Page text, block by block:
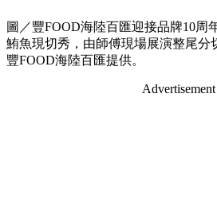
圖／豐FOOD海陸百匯迎接品牌10周
鮪魚現切秀，由師傅現場展演整尾分
豐FOOD海陸百匯提供。
Advertisement